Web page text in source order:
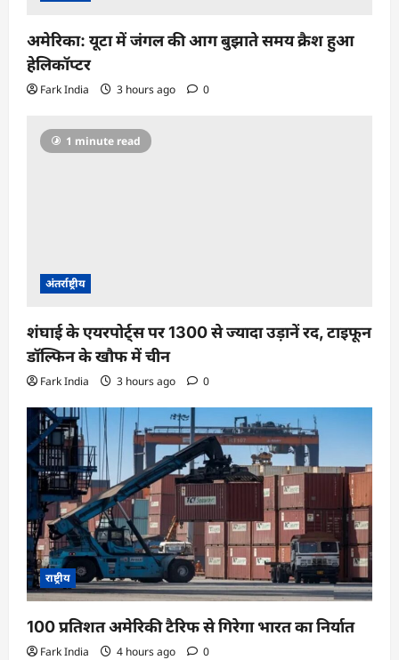
अमेरिका: यूटा में जंगल की आग बुझाते समय क्रैश हुआ
हेलिकॉप्टर
Fark India 3 hours ago 0
1 minute read
अंतर्राष्ट्रीय
शंघाई के एयरपोर्ट्स पर 1300 से ज्यादा उड़ानें रद, टाइफून
डॉल्फिन के खौफ में चीन
Fark India 3 hours ago 0
राष्ट्रीय
100 प्रतिशत अमेरिकी टैरिफ से गिरेगा भारत का निर्यात
Fark India 4 hours ago 0